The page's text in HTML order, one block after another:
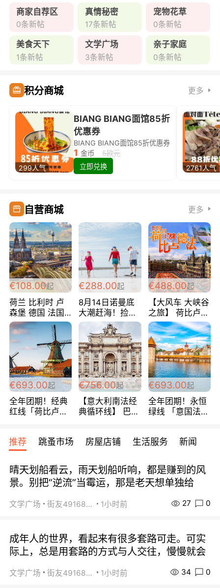
商家自荐区
0条新帖
真情秘密
17条新帖
宠物花草
0条新帖
美食天下
1条新帖
文学广场
3条新帖
亲子家庭
0条新帖
积分商城 更多
299人气
BIANG BIANG面馆85折
优惠券
BIANG BIANG面馆85折优惠券
1 金币
5欧元
立即兑换
2761人气
自营商城 更多
€108.00起
荷兰 比利时 卢
森堡 德国 法国
超爽玩遍西欧 循
环线 全程四星宾
馆 108欧/人/天
€288.00起
8月14日诺曼底
大潮赶海！捡海
鲜！轻轻松松海
边爽玩三日游
288欧/人
€488.00起
【大风车 大峡谷
之旅】 荷比卢德
法 巴黎上下 经
典五国四日游
488欧/人
€693.00起
全年团期！经典
红线「荷比卢德
天！巴黎上下！
包拼房~
€756.00起
【意大利南法经
典循环线】 巴黎
宾馆 108欧/天起
€693.00起
全年团期！永恒
绿线 「意国法
欧/天起 ~包拼房
推荐 跳蚤市场 房屋店铺 生活服务 新闻
晴天划船看云，雨天划船听响，都是赚到的风
景。别把“逆流”当霉运，那是老天想单独给
文学广场 街友49168527 1小时前 27 0
成年人的世界，看起来有很多套路可走。可实
际上，总是用套路的方式与人交往，慢慢就会
文学广场 街友49168527 1小时前 34 0